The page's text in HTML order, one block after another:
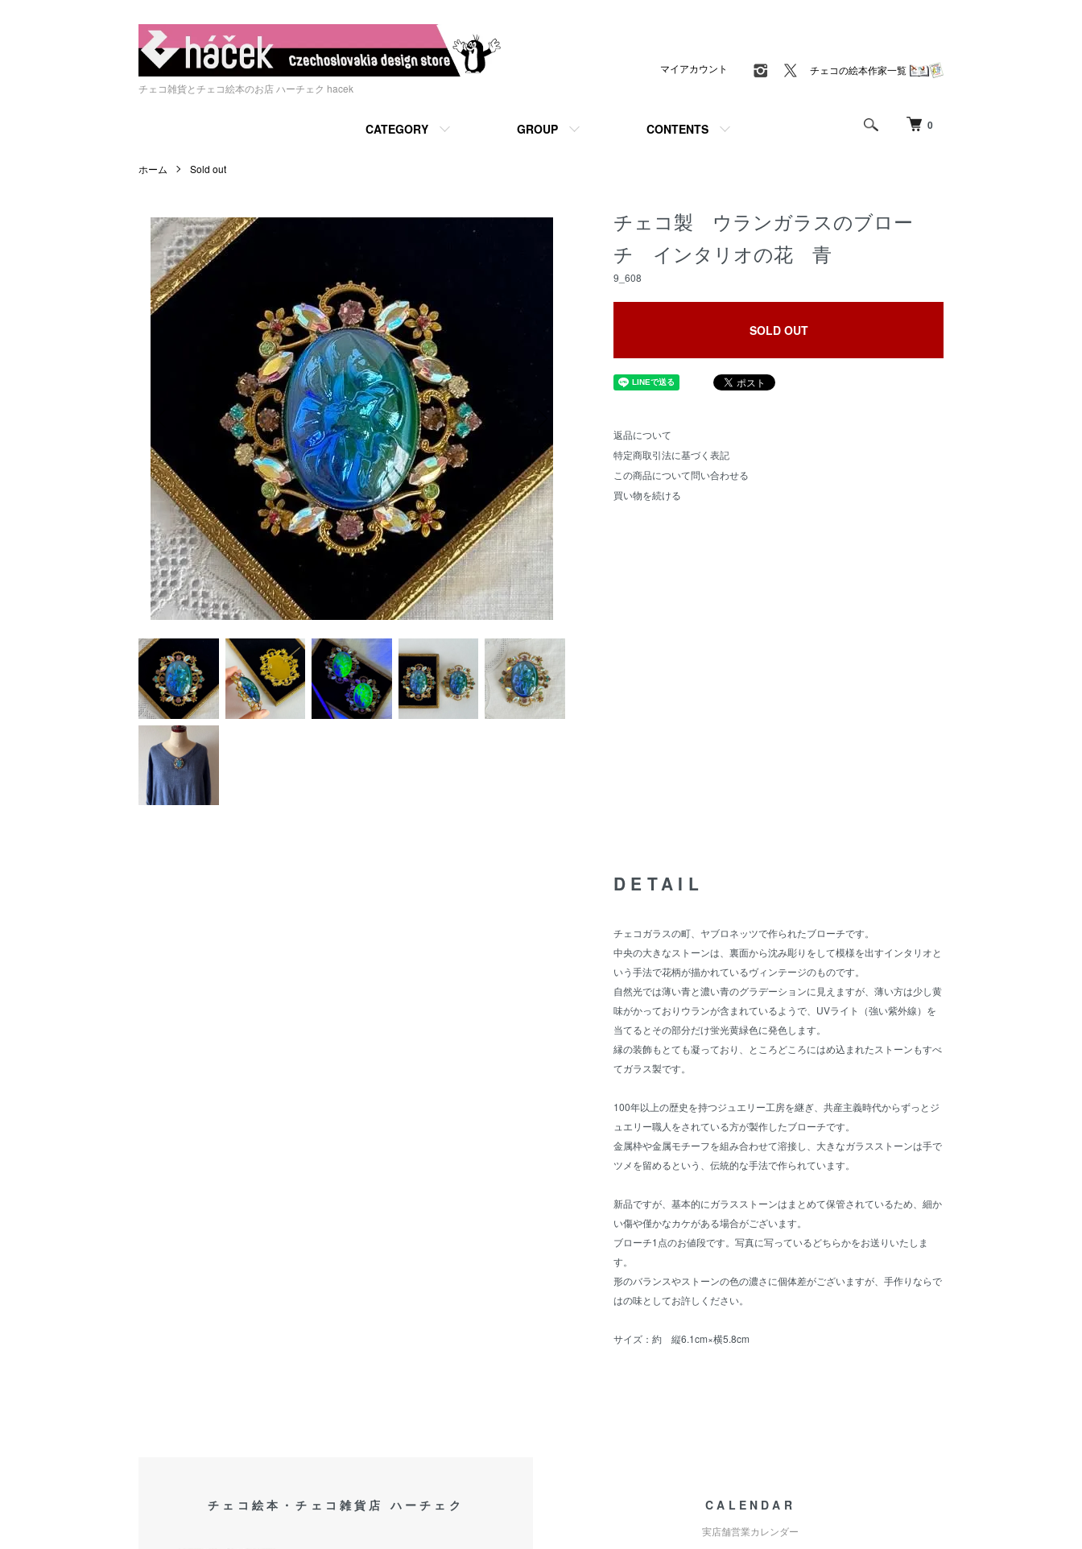
チェコ雑貨とチェコ絵本のお店 ハーチェク hacek
0
CATEGORY GROUP CONTENTS
マイアカウント チェコの絵本作家一覧
ホーム Sold out
チェコ製 ウランガラスのブロー
チ インタリオの花 青
9_608
SOLD OUT
返品について
特定商取引法に基づく表記
この商品について問い合わせる
買い物を続ける
DETAIL
チェコガラスの町、ヤブロネッツで作られたブローチです。
中央の大きなストーンは、裏面から沈み彫りをして模様を出すインタリオと
いう手法で花柄が描かれているヴィンテージのものです。
自然光では薄い青と濃い青のグラデーションに見えますが、薄い方は少し黄
味がかっておりウランが含まれているようで、UVライト（強い紫外線）を
当てるとその部分だけ蛍光黄緑色に発色します。
縁の装飾もとても凝っており、ところどころにはめ込まれたストーンもすべ
てガラス製です。
100年以上の歴史を持つジュエリー工房を継ぎ、共産主義時代からずっとジ
ュエリー職人をされている方が製作したブローチです。
金属枠や金属モチーフを組み合わせて溶接し、大きなガラスストーンは手で
ツメを留めるという、伝統的な手法で作られています。
新品ですが、基本的にガラスストーンはまとめて保管されているため、細か
い傷や僅かなカケがある場合がございます。
ブローチ1点のお値段です。写真に写っているどちらかをお送りいたしま
す。
形のバランスやストーンの色の濃さに個体差がございますが、手作りならで
はの味としてお許しください。
サイズ：約 縦6.1cm×横5.8cm
チェコ絵本・チェコ雑貨店 ハーチェク CALENDAR
実店舗営業カレンダー